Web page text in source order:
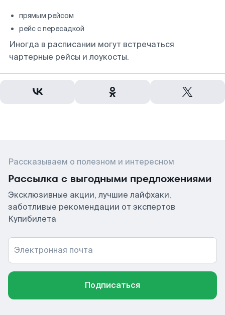
прямым рейсом
рейс с пересадкой
Иногда в расписании могут встречаться
чартерные рейсы и лоукосты.
Рассказываем о полезном и интересном
Рассылка с выгодными предложениями
Эксклюзивные акции, лучшие лайфхаки,
заботливые рекомендации от экспертов
Купибилета
Электронная почта
Подписаться